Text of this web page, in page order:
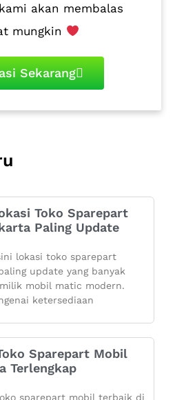
akan membalas
mungkin
Sekarang
Toko Sparepart
Paling Update
lokasi toko sparepart
update yang banyak
mobil matic modern.
ketersediaan
Sparepart Mobil
Terlengkap
sparepart mobil terbaik di